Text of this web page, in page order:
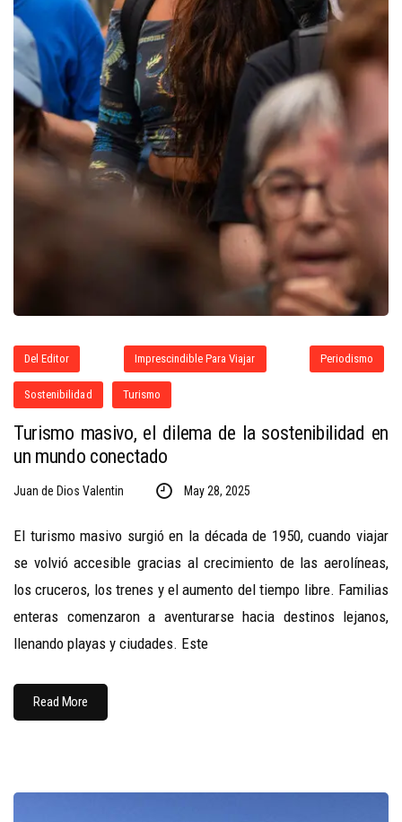
Del Editor Imprescindible Para Viajar Periodismo
Sostenibilidad Turismo
Turismo masivo, el dilema de la sostenibilidad en
un mundo conectado
Juan de Dios Valentin May 28, 2025
El turismo masivo surgió en la década de 1950, cuando viajar
se volvió accesible gracias al crecimiento de las aerolíneas,
los cruceros, los trenes y el aumento del tiempo libre. Familias
enteras comenzaron a aventurarse hacia destinos lejanos,
llenando playas y ciudades. Este
Read More